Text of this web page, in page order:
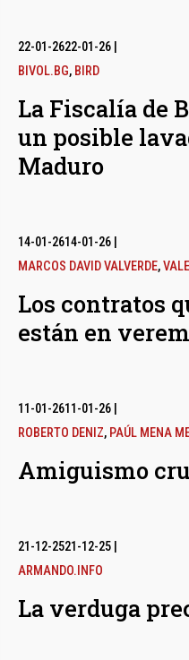
22-01-2622-01-26
BIVOL.BG, BIRD
La Fiscalía de
un posible
Maduro
14-01-2614-01-26
MARCOS DAVID VALVERDE,
Los contratos
están en
11-01-2611-01-26
ROBERTO DENIZ, PAÚL MENA
Amiguismo
21-12-2521-12-25
ARMANDO.INFO
La verduga